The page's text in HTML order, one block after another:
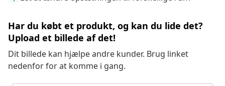
Har du købt et produkt, og kan du lide det?
Upload et billede af det!
Dit billede kan hjælpe andre kunder. Brug linket
nedenfor for at komme i gang.